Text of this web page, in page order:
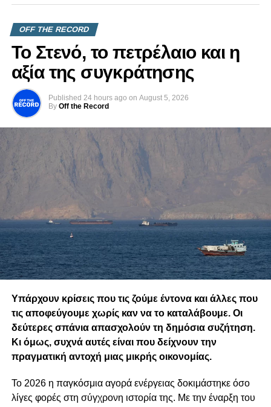
OFF THE RECORD
Το Στενό, το πετρέλαιο και η
αξία της συγκράτησης
Published 24 hours ago on August 5, 2026
By Off the Record
Υπάρχουν κρίσεις που τις ζούμε έντονα και άλλες που
τις αποφεύγουμε χωρίς καν να το καταλάβουμε. Οι
δεύτερες σπάνια απασχολούν τη δημόσια συζήτηση.
Κι όμως, συχνά αυτές είναι που δείχνουν την
πραγματική αντοχή μιας μικρής οικονομίας.
Το 2026 η παγκόσμια αγορά ενέργειας δοκιμάστηκε όσο
λίγες φορές στη σύγχρονη ιστορία της. Με την έναρξη του